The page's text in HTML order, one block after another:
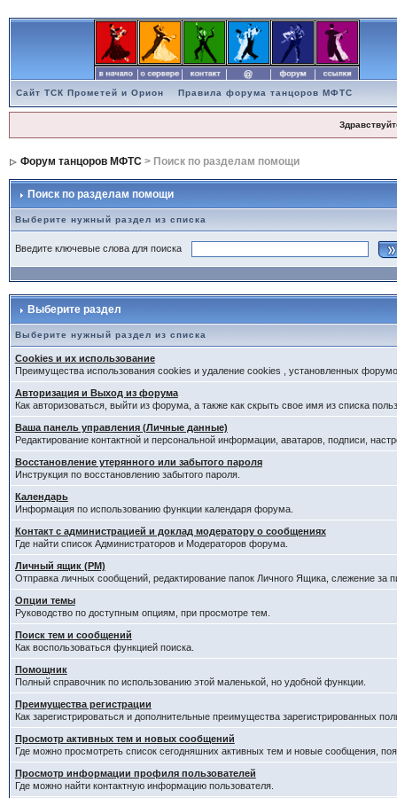
Сайт ТСК Прометей и Орион Правила форума танцоров МФТС
Форум танцоров МФТС> Поиск по разделам помощи
Поиск по разделам помощи
Выберите нужный раздел из списка
Введите ключевые слова для поиска
Выберите раздел
Выберите нужный раздел из списка
Cookies и их использование
Преимущества использования cookies и удаление cookies , установленных
Авторизация и Выход из форума
Как авторизоваться, выйти из форума, а также как скрыть свое имя из списка
Ваша панель управления (Личные данные)
Редактирование контактной и персональной информации, аватаров, подписи,
Восстановление утерянного или забытого пароля
Инструкция по восстановлению забытого пароля.
Календарь
Информация по использованию функции календаря форума.
Контакт с администрацией и доклад модератору о сообщениях
Где найти список Администраторов и Модераторов форума.
Личный ящик (PM)
Отправка личных сообщений, редактирование папок Личного Ящика, слежение за
Опции темы
Руководство по доступным опциям, при просмотре тем.
Поиск тем и сообщений
Как воспользоваться функцией поиска.
Помощник
Полный справочник по использованию этой маленькой, но удобной функции.
Преимущества регистрации
Как зарегистрироваться и дополнительные преимущества зарегистрированных
Просмотр активных тем и новых сообщений
Где можно просмотреть список сегодняшних активных тем и новые сообщения,
Просмотр информации профиля пользователей
Где можно найти контактную информацию пользователя.